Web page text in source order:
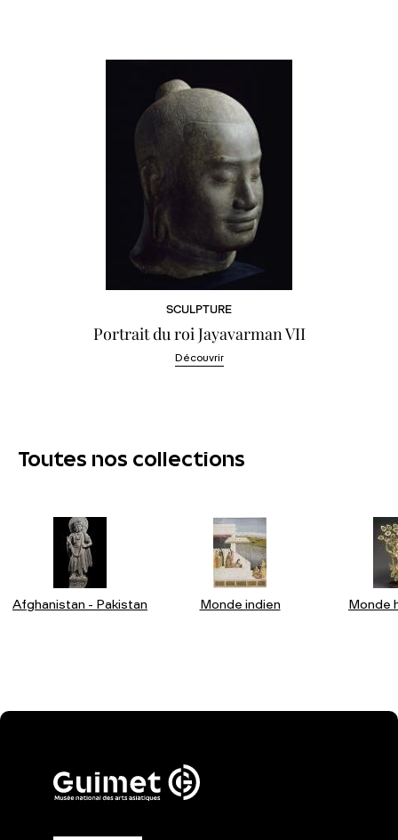
SCULPTURE
Portrait du roi Jayavarman VII
Découvrir
Toutes nos collections
Afghanistan - Pakistan Monde indien Monde